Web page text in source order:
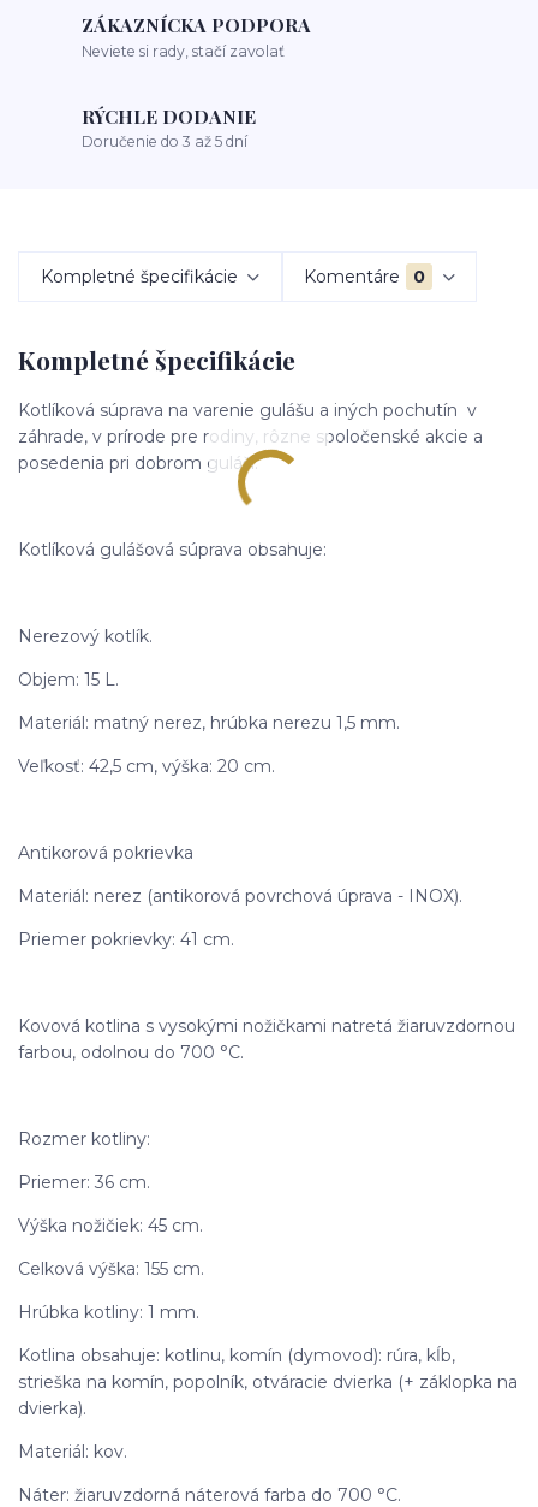
ZÁKAZNÍCKA PODPORA
Neviete si rady, stačí zavolať
RÝCHLE DODANIE
Doručenie do 3 až 5 dní
Kompletné špecifikácie Komentáre 0
Kompletné špecifikácie
Kotlíková súprava na varenie gulášu a iných pochutín v
záhrade, v prírode pre rodiny, rôzne spoločenské akcie a
posedenia pri dobrom guláši.
Kotlíková gulášová súprava obsahuje:
Nerezový kotlík.
Objem: 15 L.
Materiál: matný nerez, hrúbka nerezu 1,5 mm.
Veľkosť: 42,5 cm, výška: 20 cm.
Antikorová pokrievka
Materiál: nerez (antikorová povrchová úprava - INOX).
Priemer pokrievky: 41 cm.
Kovová kotlina s vysokými nožičkami natretá žiaruvzdornou
farbou, odolnou do 700 °C.
Rozmer kotliny:
Priemer: 36 cm.
Výška nožičiek: 45 cm.
Celková výška: 155 cm.
Hrúbka kotliny: 1 mm.
Kotlina obsahuje: kotlinu, komín (dymovod): rúra, kĺb,
strieška na komín, popolník, otváracie dvierka (+ záklopka na
dvierka).
Materiál: kov.
Náter: žiaruvzdorná náterová farba do 700 °C.